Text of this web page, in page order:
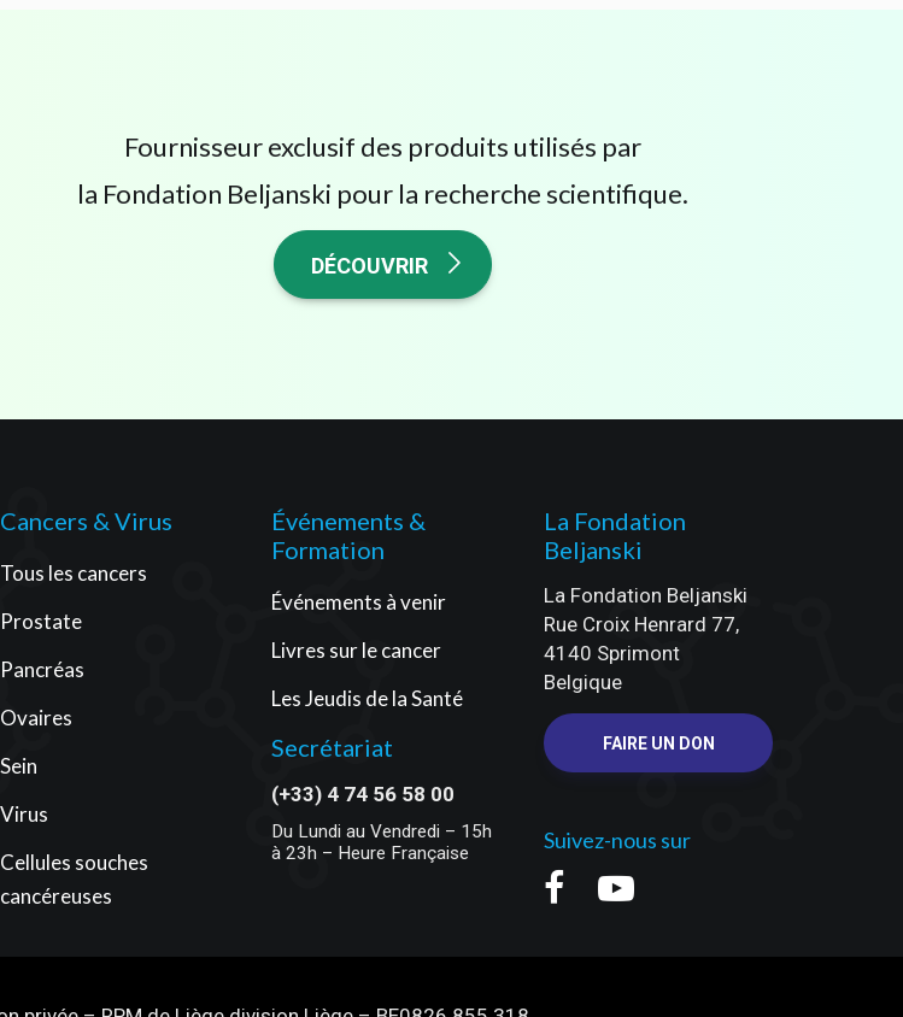
Fournisseur exclusif des produits utilisés par
la Fondation Beljanski pour la recherche scientifique.
DÉCOUVRIR
Cancers & Virus
Tous les cancers
Prostate
Pancréas
Ovaires
Sein
Virus
Cellules souches
cancéreuses
Événements &
Formation
Événements à venir
Livres sur le cancer
Les Jeudis de la Santé
Secrétariat
(+33) 4 74 56 58 00
Du Lundi au Vendredi – 15h
à 23h – Heure Française
La Fondation
Beljanski
La Fondation Beljanski
Rue Croix Henrard 77,
4140 Sprimont
Belgique
FAIRE UN DON
Suivez-nous sur